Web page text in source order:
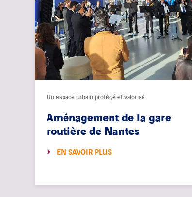
Un espace urbain protégé et valorisé
Aménagement de la gare
routière de Nantes
EN SAVOIR PLUS